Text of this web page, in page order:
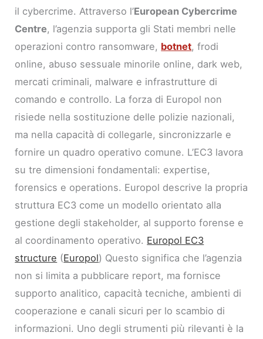
il cybercrime. Attraverso l’European Cybercrime
Centre, l’agenzia supporta gli Stati membri nelle
operazioni contro ransomware, botnet, frodi
online, abuso sessuale minorile online, dark web,
mercati criminali, malware e infrastrutture di
comando e controllo. La forza di Europol non
risiede nella sostituzione delle polizie nazionali,
ma nella capacità di collegarle, sincronizzarle e
fornire un quadro operativo comune. L’EC3 lavora
su tre dimensioni fondamentali: expertise,
forensics e operations. Europol descrive la propria
struttura EC3 come un modello orientato alla
gestione degli stakeholder, al supporto forense e
al coordinamento operativo. Europol EC3
structure (Europol) Questo significa che l’agenzia
non si limita a pubblicare report, ma fornisce
supporto analitico, capacità tecniche, ambienti di
cooperazione e canali sicuri per lo scambio di
informazioni. Uno degli strumenti più rilevanti è la